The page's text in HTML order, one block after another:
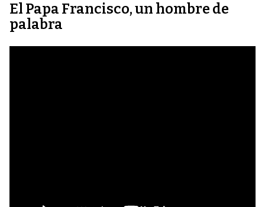
El Papa Francisco, un hombre de
palabra